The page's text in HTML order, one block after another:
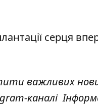
серця
важливих
каналі